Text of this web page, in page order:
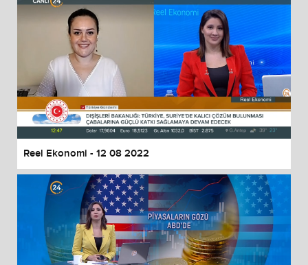
Reel Ekonomi - 12 08 2022